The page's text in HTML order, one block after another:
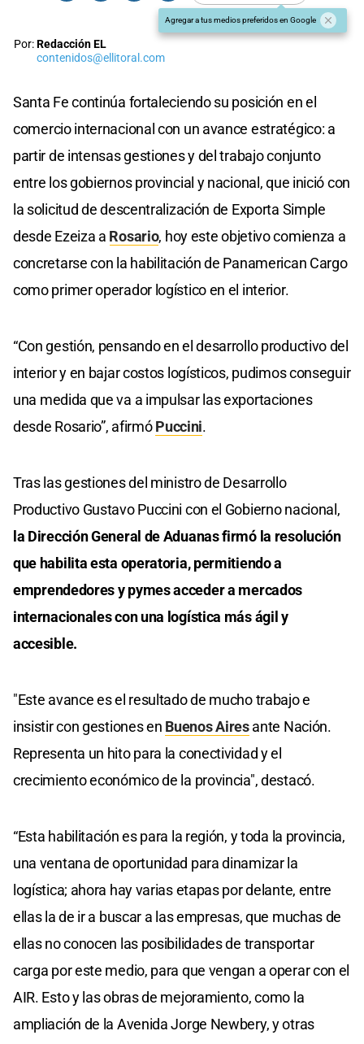
Agregar a tus medios preferidos en Google
Por:Redacción EL
contenidos@ellitoral.com
Santa Fe continúa fortaleciendo su posición en el
comercio internacional con un avance estratégico: a
partir de intensas gestiones y del trabajo conjunto
entre los gobiernos provincial y nacional, que inició con
la solicitud de descentralización de Exporta Simple
desde Ezeiza a Rosario, hoy este objetivo comienza a
concretarse con la habilitación de Panamerican Cargo
como primer operador logístico en el interior.
“Con gestión, pensando en el desarrollo productivo del
interior y en bajar costos logísticos, pudimos conseguir
una medida que va a impulsar las exportaciones
desde Rosario”, afirmóPuccini.
Tras las gestiones del ministro de Desarrollo
Productivo Gustavo Puccini con el Gobierno nacional,
la Dirección General de Aduanas firmó la resolución
que habilita esta operatoria, permitiendo a
emprendedores y pymes acceder a mercados
internacionales con una logística más ágil y
accesible.
"Este avance es el resultado de mucho trabajo e
insistir con gestiones en Buenos Airesante Nación.
Representa un hito para la conectividad y el
crecimiento económico de la provincia", destacó.
“Esta habilitación es para la región, y toda la provincia,
una ventana de oportunidad para dinamizar la
logística; ahora hay varias etapas por delante, entre
ellas la de ir a buscar a las empresas, que muchas de
ellas no conocen las posibilidades de transportar
carga por este medio, para que vengan a operar con el
AIR. Esto y las obras de mejoramiento, como la
ampliación de la Avenida Jorge Newbery, y otras